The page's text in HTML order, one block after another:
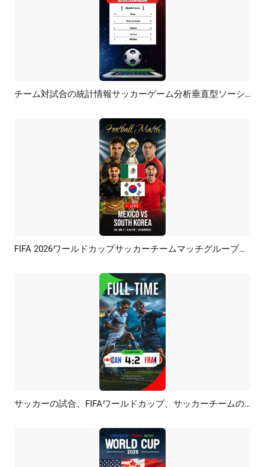
プレビュー カスタマイズ チーム対試合の統計情報サッカーゲーム分析垂直型ソーシャルメディアリール
プレビュー AI再生成 FIFA 2026ワールドカップサッカーチームマッチグループステージPK TikTokリール
プレビュー AI再生成 サッカーの試合、FIFAワールドカップ、サッカーチームのスコア、PK、YouTubeショートリール